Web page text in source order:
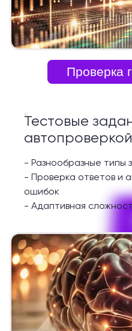
Проверка
Тестовые
автопроверкой
- Разнообразные типы
- Проверка ответов и
ошибок
- Адаптивная